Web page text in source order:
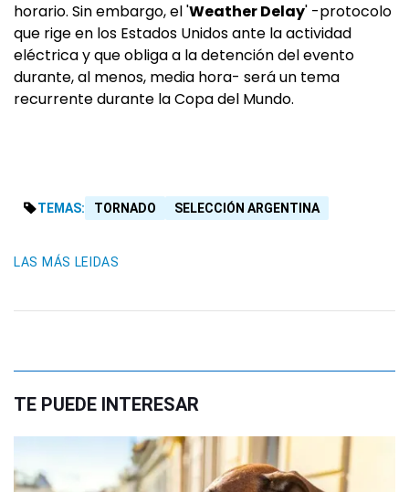
horario. Sin embargo, el 'Weather Delay' -protocolo
que rige en los Estados Unidos ante la actividad
eléctrica y que obliga a la detención del evento
durante, al menos, media hora- será un tema
recurrente durante la Copa del Mundo.
TEMAS: TORNADO SELECCIÓN ARGENTINA
LAS MÁS LEIDAS
TE PUEDE INTERESAR